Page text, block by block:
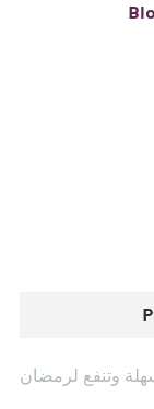
وتنفع لرمضان